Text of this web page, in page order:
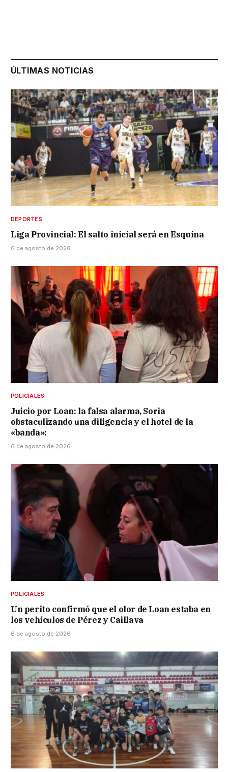
ÚLTIMAS NOTICIAS
DEPORTES
Liga Provincial: El salto inicial será en Esquina
6 de agosto de 2026
POLICIALES
Juicio por Loan: la falsa alarma, Soria
obstaculizando una diligencia y el hotel de la
«banda»:
6 de agosto de 2026
POLICIALES
Un perito confirmó que el olor de Loan estaba en
los vehículos de Pérez y Caillava
6 de agosto de 2026